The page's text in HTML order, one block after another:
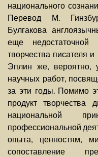
национального
Перевод М.
Булгакова
еще недостаточной
творчества писателя
Эплин же, вероятно,
научных работ,
за эти годы. Помимо
продукт творчества
национальной
профессиональной
опыта, ценностям,
сопоставление